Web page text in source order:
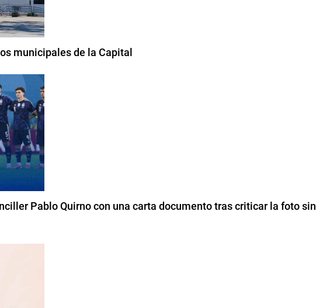
municipales de la Capital
Pablo Quirno con una carta documento tras criticar la foto sin